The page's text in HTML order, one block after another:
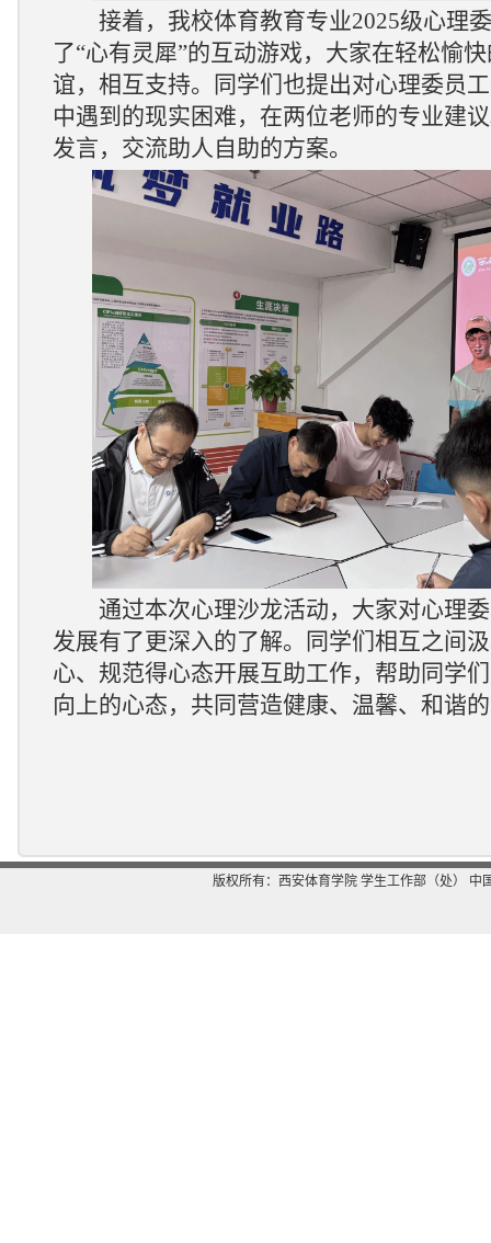
接着，我校体育教育专业2025级心理
了“心有灵犀”的互动游戏，大家在轻松愉
谊，相互支持。同学们也提出对心理委员
中遇到的现实困难， 在两位老师的专业建
发言，交流助人自助的方案。
通过本次心理沙龙活动， 大家对心理
发展有了更深入的了解。 同学们相互之间
心、规范得心态开展互助工作，帮助同学
向上的心态，共同营造健康、温馨、和谐
版权所有：西安体育学院 学生工作部（处）